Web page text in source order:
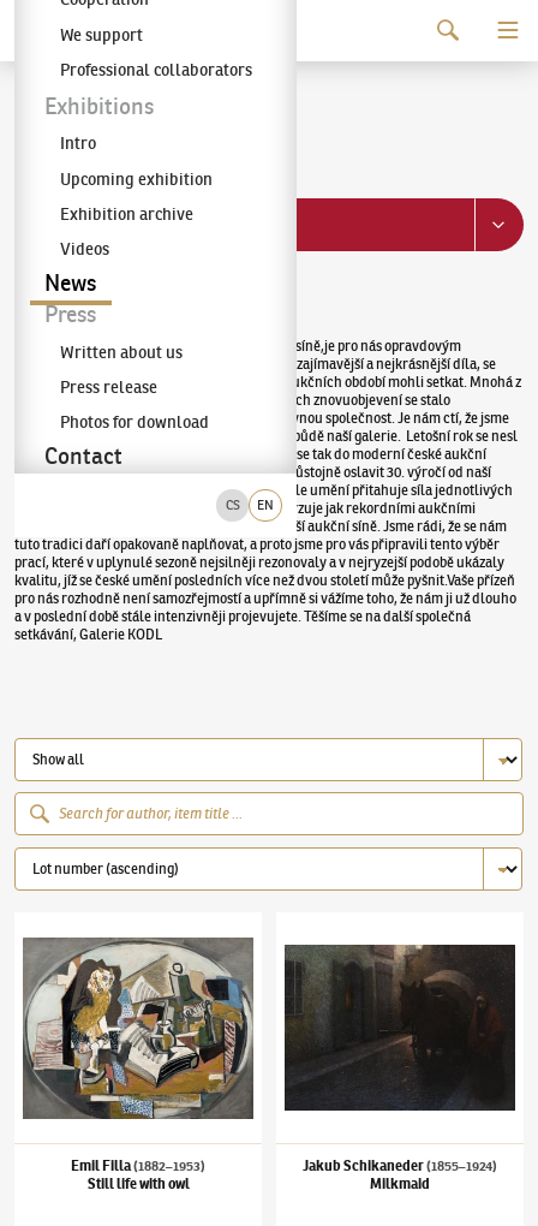
The KODL Gallery
CS EN
We support
Professional collaborators
Exhibitions
Intro
Upcoming exhibition
Exhibition archive
Videos
News
Press
Written about us
Press release
Photos for download
Contact
Record Year 2019
Published:1/27/2020
Vážení sběratelé umění a příznivci naší aukční síně,je pro nás opravdovým
potěšením, že vám opět můžeme představit nejzajímavější a nejkrásnější díla, se
kterými jsme se v průběhu uplynulých dvou aukčních období mohli setkat. Mnohá z
nich byla po dlouhá léta veřejnosti skryta a jejich znovuobjevení se stalo
výjiměčným okamžikem nejen pro uměnímilovnou společnost. Je nám ctí, že jsme
měli možnost prezentovat tyto práce právě na půdě naší galerie. Letošní rok se nesl
ve znamení dvou mimořádných aukcí a zapsal se tak do moderní české aukční
historie jako nejúspěšnější. Dovolil nám tedy důstojně oslavit 30. výročí od naší
první dražby. Cítíme, že nejen nás, ale i sběratele umění přitahuje síla jednotlivých
obrazů a jejich výjimečnost se opakovaně potvrzuje jak rekordními aukčními
výsledky, tak stále se zvyšující návštěvností naší aukční síně. Jsme rádi, že se nám
tuto tradici daří opakovaně naplňovat, a proto jsme pro vás připravili tento výběr
prací, které v uplynulé sezoně nejsilněji rezonovaly a v nejryzejší podobě ukázaly
kvalitu, jíž se české umění posledních více než dvou století může pyšnit.Vaše přízeň
pro nás rozhodně není samozřejmostí a upřímně si vážíme toho, že nám ji už dlouho
a v poslední době stále intenzivněji projevujete. Těšíme se na další společná
setkávání, Galerie KODL
Emil Filla(1882–1953)
Still life with owl
Jakub Schikaneder(1855–1924)
Milkmaid